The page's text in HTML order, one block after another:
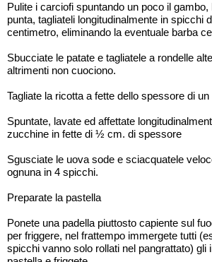
Pulite i carciofi spuntando un poco il
punta, tagliateli longitudinalmente in spicchi
centimetro, eliminando la eventuale barba
Sbucciate le patate e tagliatele a rondelle
altrimenti non cuociono.
Tagliate la ricotta a fette dello spessore di un
Spuntate, lavate ed affettate
zucchine in fette di ½ cm. di spessore
Sgusciate le uova sode e sciacquatele
ognuna in 4 spicchi.
Preparate la pastella
Ponete una padella piuttosto capiente sul
per friggere, nel frattempo immergete tutti
spicchi vanno solo rollati nel pangrattato) gli